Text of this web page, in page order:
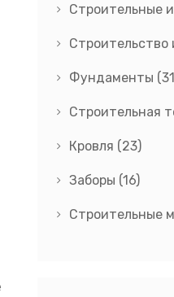
Строительные
Строительство
Фундаменты
Строительная
Кровля (23)
Заборы (16)
Строительные